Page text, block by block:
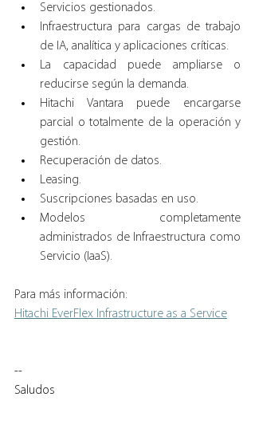
Servicios gestionados.
Infraestructura para cargas de trabajo
de IA, analítica y aplicaciones críticas.
La capacidad puede ampliarse o
reducirse según la demanda.
Hitachi Vantara puede encargarse
parcial o totalmente de la operación y
gestión.
Recuperación de datos.
Leasing.
Suscripciones basadas en uso.
Modelos completamente
administrados de Infraestructura como
Servicio (IaaS).
Para más información:
Hitachi EverFlex Infrastructure as a Service
--
Saludos